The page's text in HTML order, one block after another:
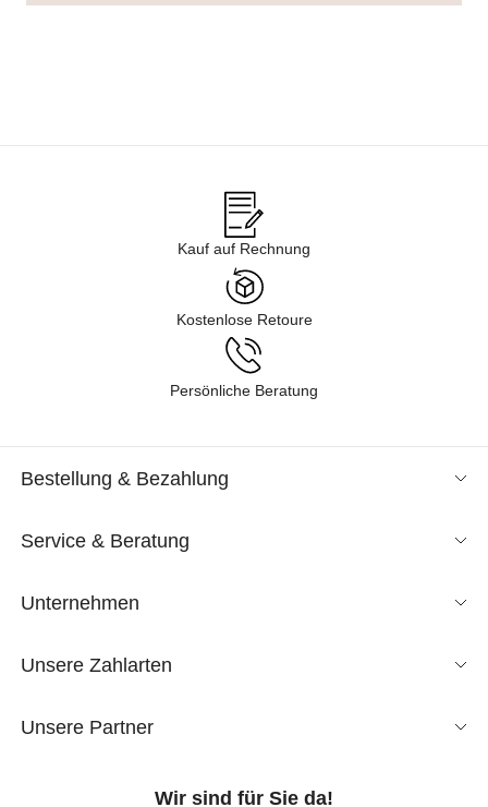
Kauf auf Rechnung
Kostenlose Retoure
Persönliche Beratung
Bestellung & Bezahlung
Service & Beratung
Unternehmen
Unsere Zahlarten
Unsere Partner
Wir sind für Sie da!